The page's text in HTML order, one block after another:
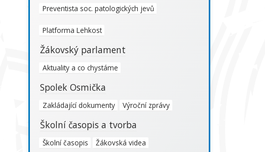
Preventista soc. patologických jevů
Platforma Lehkost
Žákovský parlament
Aktuality a co chystáme
Spolek Osmička
Zakládající dokumenty Výroční zprávy
Školní časopis a tvorba
Školní časopis Žákovská videa